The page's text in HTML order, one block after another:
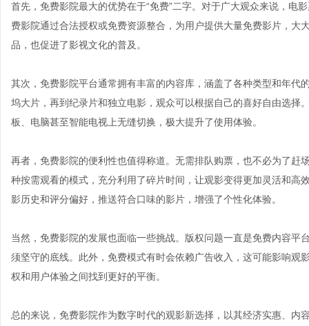
首先，免费影院最大的优势在于“免费”二字。对于广大观众来说，电
费影院通过合法授权或免费资源整合，为用户提供大量免费影片，
品，也促进了影视文化的普及。
其次，免费影院平台通常拥有丰富的内容库，涵盖了各种类型和年代
坞大片，再到纪录片和独立电影，观众可以根据自己的喜好自由选择
板、电脑甚至智能电视上无缝切换，极大提升了使用体验。
再者，免费影院的便利性也值得称道。无需排队购票，也不必为了赶
种按需观看的模式，充分利用了碎片时间，让观影变得更加灵活和高
影历史和评分偏好，推送符合口味的影片，增强了个性化体验。
当然，免费影院的发展也面临一些挑战。版权问题一直是免费内容
须坚守的底线。此外，免费模式有时会依赖广告收入，这可能影响观
权和用户体验之间找到更好的平衡。
总的来说，免费影院作为数字时代的观影新选择，以其经济实惠、